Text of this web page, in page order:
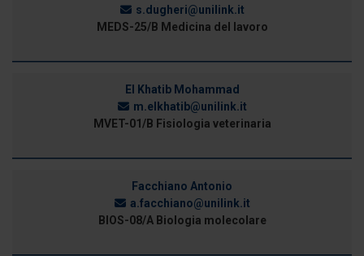
s.dugheri@unilink.it
MEDS-25/B Medicina del lavoro
El Khatib Mohammad
m.elkhatib@unilink.it
MVET-01/B Fisiologia veterinaria
Facchiano Antonio
a.facchiano@unilink.it
BIOS-08/A Biologia molecolare